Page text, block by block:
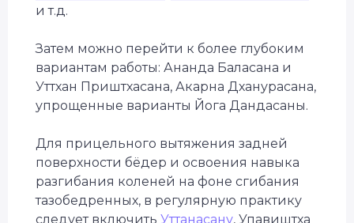
и т.д.
Затем можно перейти к более глубоким
вариантам работы: Ананда Баласана и
Уттхан Приштхасана, Акарна Дханурасана,
упрощенные варианты Йога Дандасаны.
Для прицельного вытяжения задней
поверхности бёдер и освоения навыка
разгибания коленей на фоне сгибания
тазобедренных, в регулярную практику
следует включить Уттанасану, Упавиштха